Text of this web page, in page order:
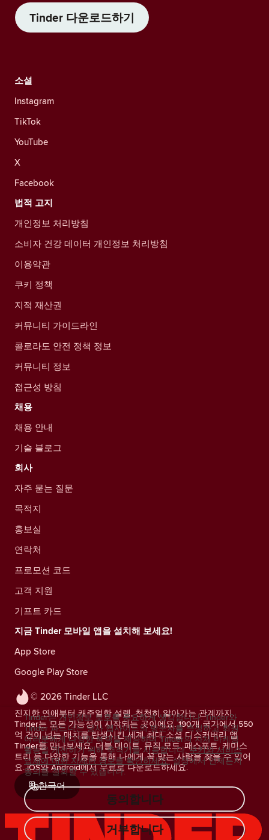
Tinder 다운로드하기
© 2026 Tinder LLC
진지한 연애부터 캐주얼한 설렘, 천천히 알아가는 관계까지.
Tinder는 모든 가능성이 시작되는 곳이에요. 190개 국가에서 550
억 건이 넘는 매치를 탄생시킨 세계 최대 소셜 디스커버리 앱
Tinder를 만나보세요. 더블 데이트, 뮤직 모드, 패스포트, 케미스
트리 등 다양한 기능을 통해 나에게 꼭 맞는 사람을 찾을 수 있어
요. iOS와 Android에서 무료로 다운로드하세요.
한국어
소셜
Instagram
TikTok
YouTube
X
Facebook
법적 고지
개인정보 처리방침
소비자 건강 데이터 개인정보 처리방침
이용약관
쿠키 정책
지적 재산권
커뮤니티 가이드라인
콜로라도 안전 정책 정보
커뮤니티 정보
접근성 방침
채용
채용 안내
기술 블로그
회사
자주 묻는 질문
목적지
홍보실
연락처
프로모션 코드
고객 지원
기프트 카드
지금 Tinder 모바일 앱을 설치해 보세요!
App Store
Google Play Store
Tinder는 개인정보 보호를 중요하게 생각합니다. Tinder와
Tinder 파트너는 당사 웹사이트의 방문자를 측정하고 회원
여러분에게 다양한 혜택을 제공하며 Tinder의 자체 마케팅
활동을 개선하기 위해 추적기를 사용합니다. 쿠키와 서비스
업체에 대한 자세한 정보를 확인하세요. 설정에서 언제든지
동의를 철회할 수 있습니다.
동의합니다
거부합니다